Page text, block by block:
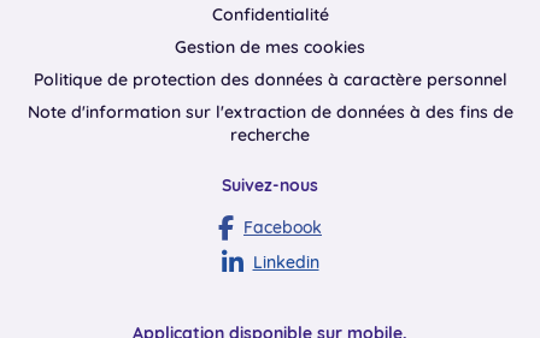
Confidentialité
Gestion de mes cookies
Politique de protection des données à caractère personnel
Note d'information sur l'extraction de données à des fins de
recherche
Suivez-nous
Facebook
Linkedin
Application disponible sur mobile,